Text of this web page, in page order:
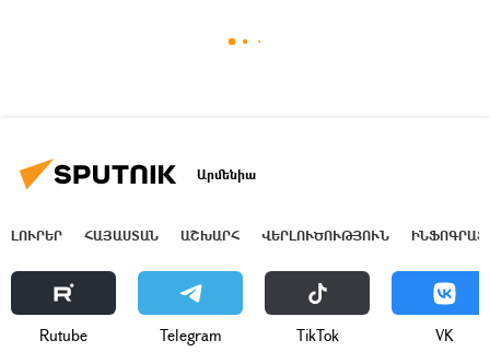
Արմենիա
ԼՈՒՐԵՐ ՀԱՅԱՍՏԱՆ ԱՇԽԱՐՀ ՎԵՐԼՈՒԾՈՒԹՅՈՒՆ
Rutube Telegram ТikТоk VK